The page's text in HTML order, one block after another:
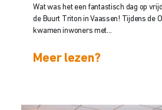
Wat was het een fantastisch dag op
de Buurt Triton in Vaassen! Tijdens de
kwamen inwoners met...
Meer lezen?